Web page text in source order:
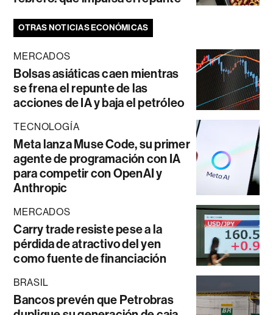
OTRAS NOTICIAS ECONÓMICAS
MERCADOS
Bolsas asiáticas caen mientras
se frena el repunte de las
acciones de IA y baja el petróleo
TECNOLOGÍA
Meta lanza Muse Code, su primer
agente de programación con IA
para competir con OpenAI y
Anthropic
MERCADOS
Carry trade resiste pese a la
pérdida de atractivo del yen
como fuente de financiación
BRASIL
Bancos prevén que Petrobras